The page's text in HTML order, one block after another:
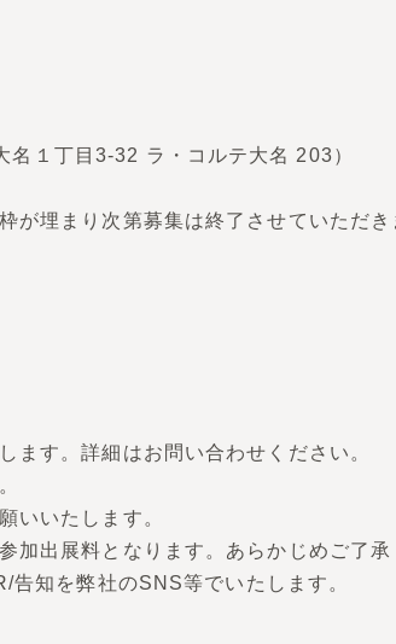
１丁目3-32 ラ・コルテ大名 203）
が埋まり次第募集は終了させていただき
す。詳細はお問い合わせください。
いいたします。
加出展料となります。あらかじめご了承
知を弊社のSNS等でいたします。